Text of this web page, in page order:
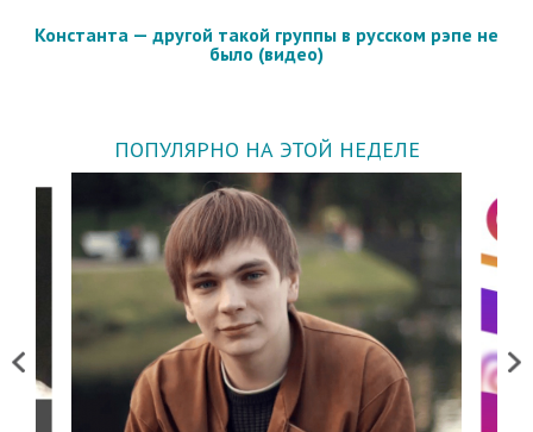
Константа — другой такой группы в русском рэпе не
было (видео)
ПОПУЛЯРНО НА ЭТОЙ НЕДЕЛЕ
Previous Next